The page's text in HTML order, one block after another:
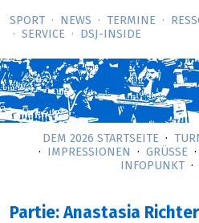
SPORT NEWS TERMINE
SERVICE
DSJ-­INSIDE
DEM 2026 STARTSEITE
IMPRESSIONEN
GRÜSSE
INFOPUNKT
Partie: Anastasia